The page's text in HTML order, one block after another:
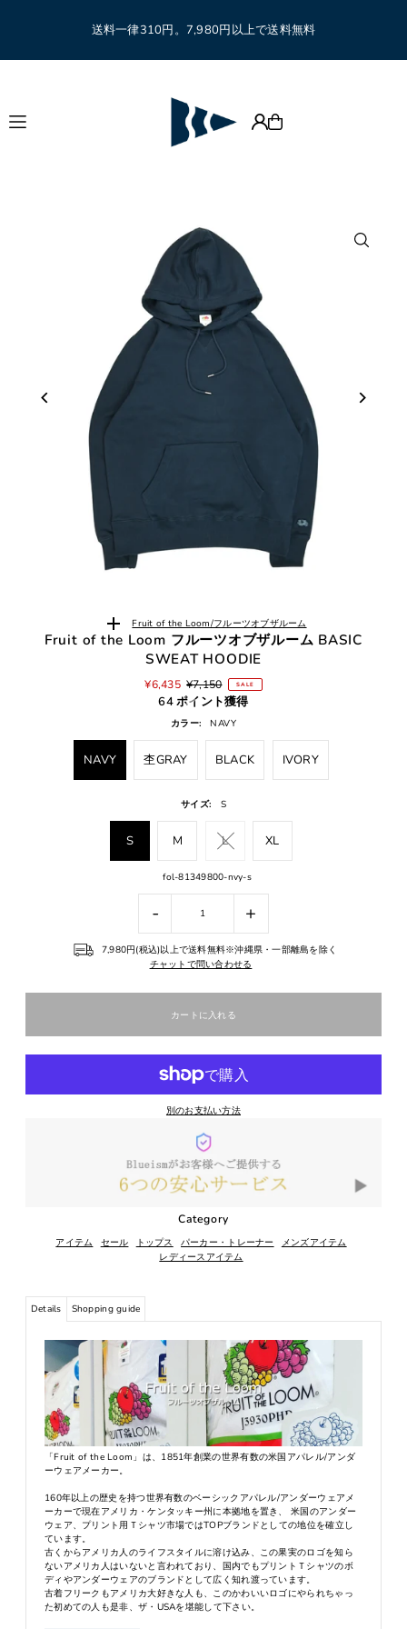
Translation missing: ja.accessibility.skip_to_text
送料一律310円。7,980円以上で送料無料
Fruit of the Loom/フルーツオブザルーム
Fruit of the Loom フルーツオブザルーム BASIC
SWEAT HOODIE
¥6,435 ¥7,150 SALE
64 ポイント獲得
カラー: NAVY
NAVY 杢GRAY BLACK IVORY
サイズ: S
S M L XL
fol-81349800-nvy-s
- +
7,980円(税込)以上で送料無料※沖縄県・一部離島を除く
チャットで問い合わせる
別のお支払い方法
Category
アイテム セール トップス パーカー・トレーナー
メンズアイテム
レディースアイテム
Details Shopping guide
「Fruit of the Loom」は、1851年創業の世界有数の米国アパレル/アンダ
ーウェアメーカー。
160年以上の歴史を持つ世界有数のベーシックアパレル/アンダーウェアメ
ーカーで現在アメリカ・ケンタッキー州に本拠地を置き、 米国のアンダー
ウェア、プリント用Ｔシャツ市場ではTOPブランドとしての地位を確立し
ています。
古くからアメリカ人のライフスタイルに溶け込み、この果実のロゴを知ら
ないアメリカ人はいないと言われており、国内でもプリントＴシャツのボ
ディやアンダーウェアのブランドとして広く知れ渡っています。
古着フリークもアメリカ大好きな人も、このかわいいロゴにやられちゃっ
た初めての人も是非、ザ・USAを堪能して下さい。